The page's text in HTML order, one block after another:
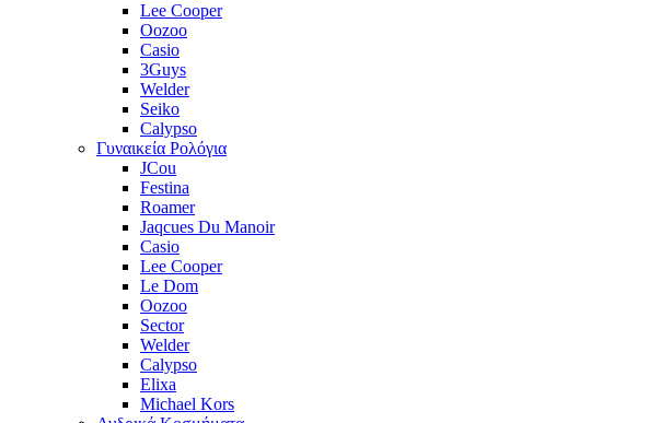
Lee Cooper
Oozoo
Casio
3Guys
Welder
Seiko
Calypso
Γυναικεία Ρολόγια
JCou
Festina
Roamer
Jaqcues Du Manoir
Casio
Lee Cooper
Le Dom
Oozoo
Sector
Welder
Calypso
Elixa
Michael Kors